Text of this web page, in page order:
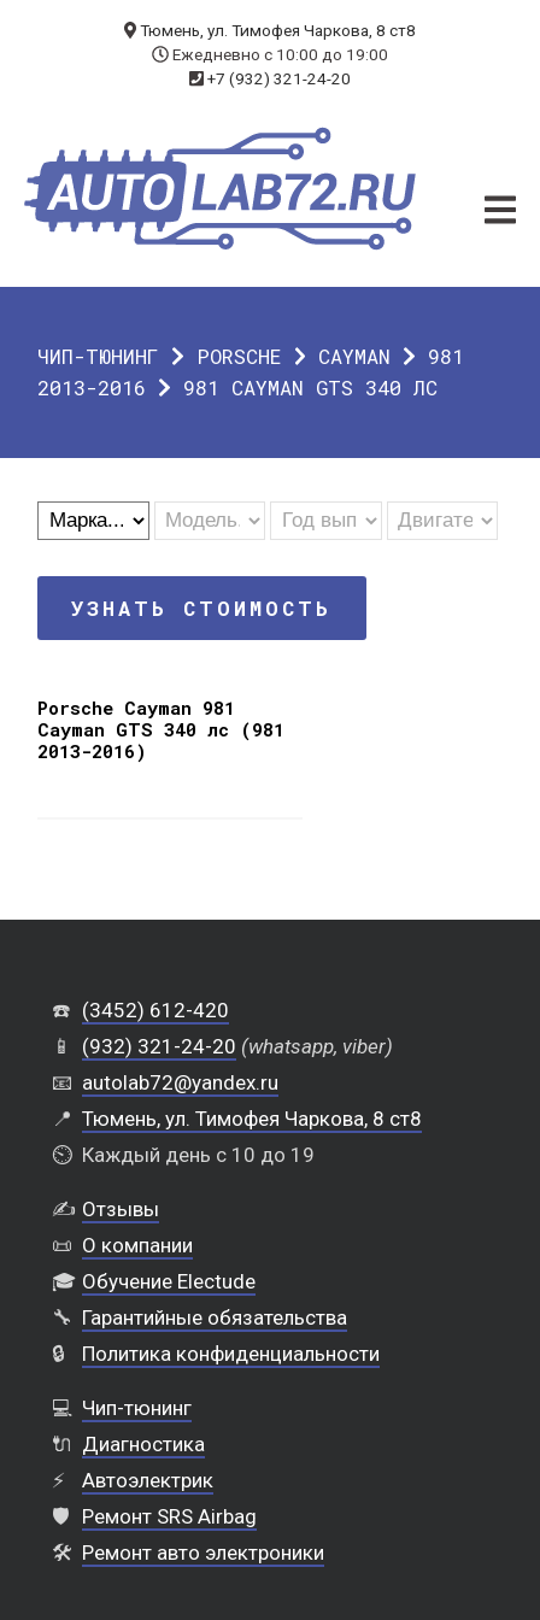
ЧИП-ТЮНИНГ
ДИАГНОСТИКА
О КОМПАНИИ
ГАРАНТИЯ
Тюмень, ул. Тимофея Чаркова, 8 ст8
Ежедневно с 10:00 до 19:00
+7 (932) 321-24-20
ЧИП-ТЮНИНГ PORSCHE CAYMAN
981
2013-2016
981 CAYMAN GTS 340 ЛС
УЗНАТЬ СТОИМОСТЬ
Porsche Cayman 981
Cayman GTS 340 лс (981
2013-2016)
☎️ (3452) 612-420
📱
(932) 321-24-20 (whatsapp, viber)
📧 autolab72@yandex.ru
📍 Тюмень, ул. Тимофея Чаркова, 8 ст8
⏲️ Каждый день с 10 до 19
✍️ Отзывы
📜 О компании
🎓 Обучение Electude
🔧 Гарантийные обязательства
🔒
Политика конфиденциальности
💻 Чип-тюнинг
🔌 Диагностика
⚡
Автоэлектрик
🛡️ Ремонт SRS Airbag
🛠️ Ремонт авто электроники